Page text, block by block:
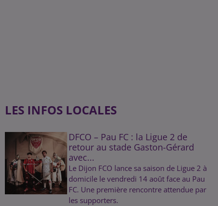
LES INFOS LOCALES
DFCO – Pau FC : la Ligue 2 de
retour au stade Gaston-Gérard
avec...
Le Dijon FCO lance sa saison de Ligue 2 à
domicile le vendredi 14 août face au Pau
FC. Une première rencontre attendue par
les supporters.